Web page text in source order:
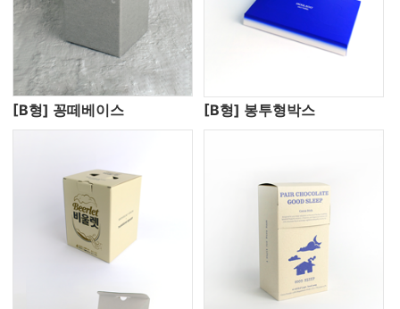
[B형] 꽁떼베이스 [B형] 봉투형박스